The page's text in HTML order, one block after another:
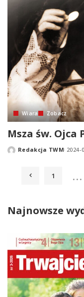
Wiara Zobacz
Msza św. Ojca
PostedRedakcja TWM 2024-
1 …
Najnowsze